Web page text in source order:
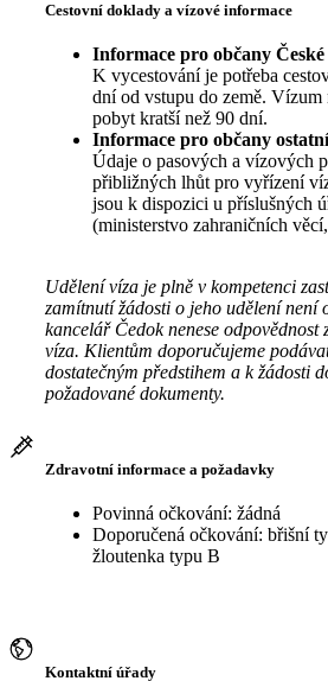
Cestovní doklady a vízové informace
Informace pro občany
K vycestování je potřeba
dní od vstupu do země.
pobyt kratší než 90 dní.
Informace pro občany
Údaje o pasových a vízových
přibližných lhůt pro vyřízení
jsou k dispozici u příslušných
(ministerstvo zahraničních
Udělení víza je plně v kompetenci
zamítnutí žádosti o jeho udělení není
kancelář Čedok nenese odpovědnost
víza. Klientům doporučujeme
dostatečným předstihem a k žádosti
požadované dokumenty.
Zdravotní informace a požadavky
Povinná očkování: žádná
Doporučená očkování: břišní
žloutenka typu B
Kontaktní úřady